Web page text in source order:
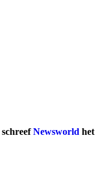
schreefNewsworld het